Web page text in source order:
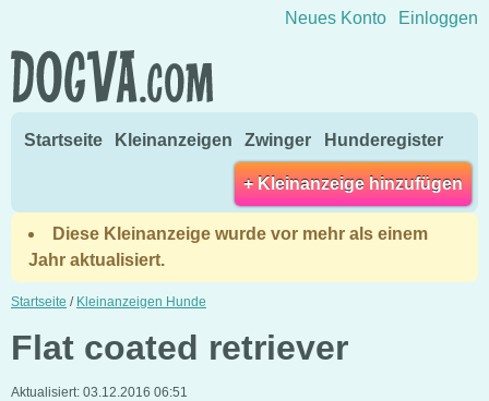
Direkt zum Inhalt wechseln
Neues Konto Einloggen
Startseite Kleinanzeigen Zwinger Hunderegister
+ Kleinanzeige hinzufügen
Diese Kleinanzeige wurde vor mehr als einem
Jahr aktualisiert.
Startseite / Kleinanzeigen Hunde
Flat coated retriever
Aktualisiert: 03.12.2016 06:51